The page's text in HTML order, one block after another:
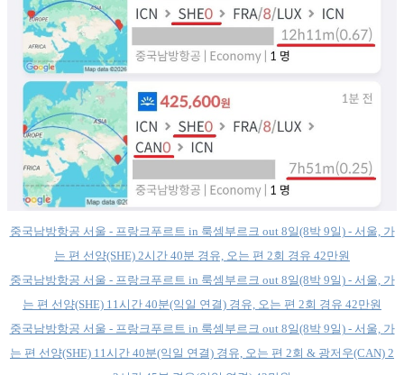
중국남방항공 서울 - 프랑크푸르트 in 룩셈부르크 out 8일(8박 9일) - 서울, 가
는 편 선양(SHE) 2시간 40분 경유, 오는 편 2회 경유 42만원
중국남방항공 서울 - 프랑크푸르트 in 룩셈부르크 out 8일(8박 9일) - 서울, 가
는 편 선양(SHE) 11시간 40분(익일 연결) 경유, 오는 편 2회 경유 42만원
중국남방항공 서울 - 프랑크푸르트 in 룩셈부르크 out 8일(8박 9일) - 서울, 가
는 편 선양(SHE) 11시간 40분(익일 연결) 경유, 오는 편 2회 & 광저우(CAN) 2